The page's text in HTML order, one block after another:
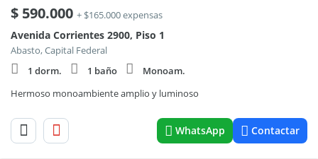
$ 590.000 + $165.000 expensas
Avenida Corrientes 2900, Piso 1
Abasto, Capital Federal
1 dorm.
1 baño
Monoam.
Hermoso monoambiente amplio y luminoso
WhatsApp Contactar